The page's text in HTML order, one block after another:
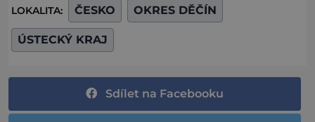
LOKALITA: ČESKO OKRES DĚČÍN
ÚSTECKÝ KRAJ
Sdílet na Facebooku